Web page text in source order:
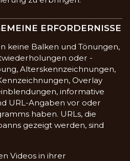
ERFORDERNISSE
keine Balken und Tönungen,
oder -
Alterskennzeichnungen,
Overlay
informative
URL-Angaben vor oder
haben. URLs, die
gezeigt werden, sind
Videos in ihrer